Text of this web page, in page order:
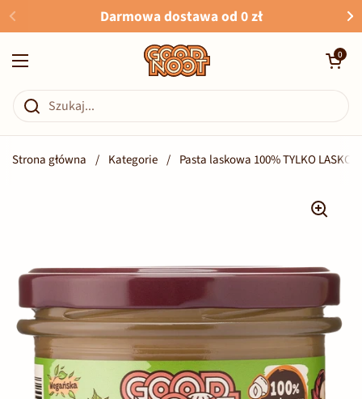
Przejdź do zawartościDarmowa dostawa od 0 zł
Otwórz menu
Otwórz
0
Strona główna / Kategorie / Pasta laskowa 100% TYLKO